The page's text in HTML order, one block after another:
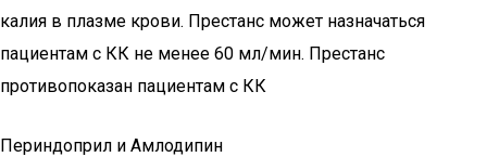
калия в плазме крови. Престанс может назначаться
пациентам с КК не менее 60 мл/мин. Престанс
противопоказан пациентам с КК
Периндоприл и Амлодипин